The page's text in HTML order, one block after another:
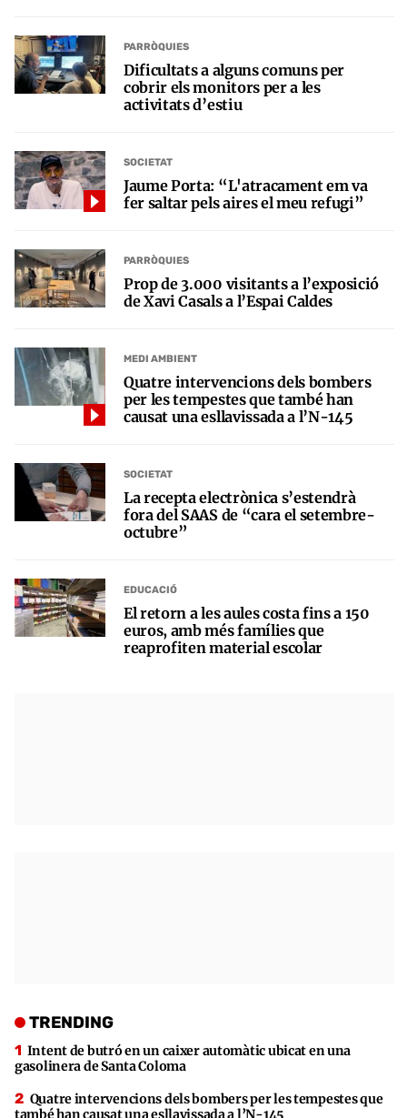
PARRÒQUIES
Dificultats a alguns comuns per
cobrir els monitors per a les
activitats d’estiu
SOCIETAT
Jaume Porta: “L'atracament em va
fer saltar pels aires el meu refugi”
PARRÒQUIES
Prop de 3.000 visitants a l’exposició
de Xavi Casals a l’Espai Caldes
MEDI AMBIENT
Quatre intervencions dels bombers
per les tempestes que també han
causat una esllavissada a l’N-145
SOCIETAT
La recepta electrònica s’estendrà
fora del SAAS de “cara el setembre-
octubre”
EDUCACIÓ
El retorn a les aules costa fins a 150
euros, amb més famílies que
reaprofiten material escolar
TRENDING
Intent de butró en un caixer automàtic ubicat en una
gasolinera de Santa Coloma
Quatre intervencions dels bombers per les tempestes que
també han causat una esllavissada a l’N-145